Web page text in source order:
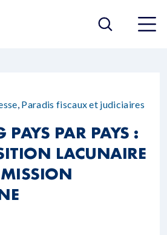
, Paradis fiscaux et judiciaires
PAYS PAR PAYS :
LACUNAIRE